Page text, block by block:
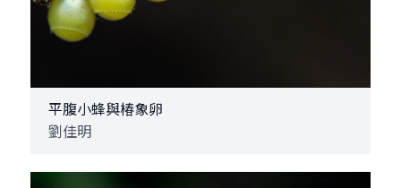
平腹小蜂與椿象卵
劉佳明